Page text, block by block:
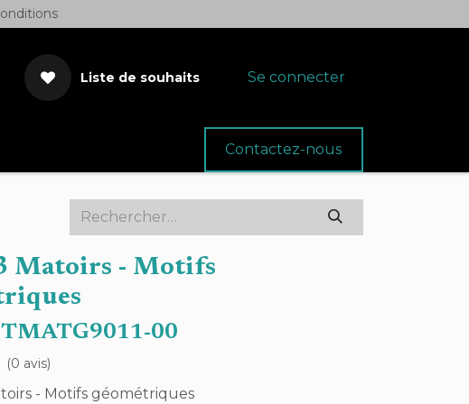
Liste de souhaits Se connecter
Contactez-nous
Matoirs - Motifs
00
(0 avis)
- Motifs géométriques